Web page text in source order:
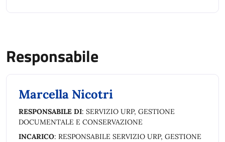
Responsabile
Marcella Nicotri
RESPONSABILE DI: SERVIZIO URP, GESTIONE
DOCUMENTALE E CONSERVAZIONE
INCARICO: RESPONSABILE SERVIZIO URP, GESTIONE